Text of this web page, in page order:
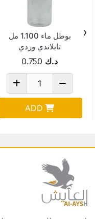
بوطل ماء 1.100 مل
تايلاندي وردي
PNP3503/13
د.ك 0.750
ADD
‹